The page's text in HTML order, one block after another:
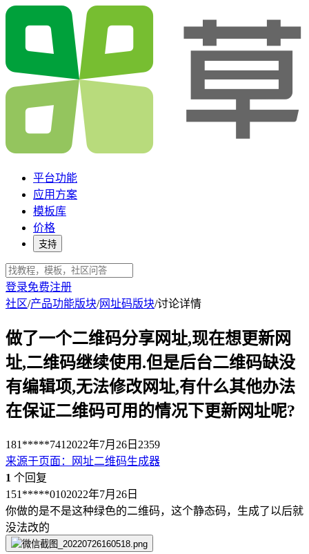
平台功能
应用方案
模板库
价格
支持
登录免费注册
社区/产品功能版块/网址码版块/讨论详情
做了一个二维码分享网址,现在想更新网
址,二维码继续使用.但是后台二维码缺没
有编辑项,无法修改网址,有什么其他办法
在保证二维码可用的情况下更新网址呢?
181*****741 2022年7月26日 2359
来源于页面 ：
网址二维码生成器
1 个回复
151*****0102022年7月26日
你做的是不是这种绿色的二维码，这个静态码，生成了以后就
没法改的